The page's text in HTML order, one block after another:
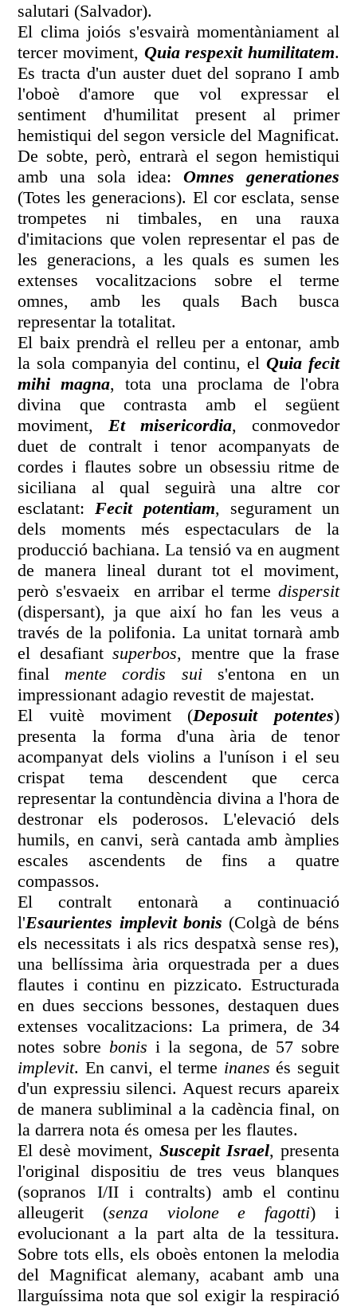
salutari (Salvador).
El clima joiós s'esvairà momentàniament al
tercer moviment, Quia respexit humilitatem.
Es tracta d'un auster duet del soprano I amb
l'oboè d'amore que vol expressar el
sentiment d'humilitat present al primer
hemistiqui del segon versicle del Magnificat.
De sobte, però, entrarà el segon hemistiqui
amb una sola idea: Omnes generationes
(Totes les generacions). El cor esclata, sense
trompetes ni timbales, en una rauxa
d'imitacions que volen representar el pas de
les generacions, a les quals es sumen les
extenses vocalitzacions sobre el terme
omnes, amb les quals Bach busca
representar la totalitat.
El baix prendrà el relleu per a entonar, amb
la sola companyia del continu, el Quia fecit
mihi magna, tota una proclama de l'obra
divina que contrasta amb el següent
moviment, Et misericordia, conmovedor
duet de contralt i tenor acompanyats de
cordes i flautes sobre un obsessiu ritme de
siciliana al qual seguirà una altre cor
esclatant: Fecit potentiam, segurament un
dels moments més espectaculars de la
producció bachiana. La tensió va en augment
de manera lineal durant tot el moviment,
però s'esvaeix en arribar el terme dispersit
(dispersant), ja que així ho fan les veus a
través de la polifonia. La unitat tornarà amb
el desafiantsuperbos, mentre que la frase
final mente cordis suis'entona en un
impressionant adagio revestit de majestat.
El vuitè moviment (Deposuit potentes)
presenta la forma d'una ària de tenor
acompanyat dels violins a l'uníson i el seu
crispat tema descendent que cerca
representar la contundència divina a l'hora de
destronar els poderosos. L'elevació dels
humils, en canvi, serà cantada amb àmplies
escales ascendents de fins a quatre
compassos.
El contralt entonarà a continuació
l'Esaurientes implevit bonis (Colgà de béns
els necessitats i als rics despatxà sense res),
una bellíssima ària orquestrada per a dues
flautes i continu en pizzicato. Estructurada
en dues seccions bessones, destaquen dues
extenses vocalitzacions: La primera, de 34
notes sobre bonis i la segona, de 57 sobre
implevit. En canvi, el terme inanes és seguit
d'un expressiu silenci. Aquest recurs apareix
de manera subliminal a la cadència final, on
la darrera nota és omesa per les flautes.
El desè moviment, Suscepit Israel, presenta
l'original dispositiu de tres veus blanques
(sopranos I/II i contralts) amb el continu
alleugerit (senza violone e fagotti) i
evolucionant a la part alta de la tessitura.
Sobre tots ells, els oboès entonen la melodia
del Magnificat alemany, acabant amb una
llarguíssima nota que sol exigir la respiració